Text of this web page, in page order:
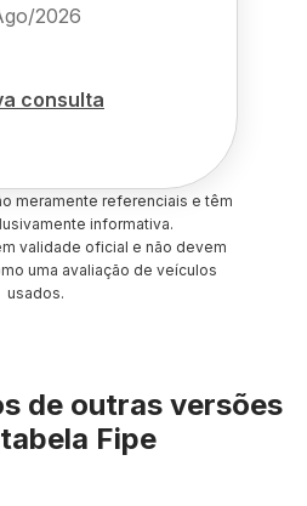
2026
consulta
meramente referenciais e têm
informativa.
validade oficial e não devem
uma avaliação de veículos
usados.
de outras versões
Fipe